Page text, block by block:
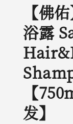
【佛
浴露
【
发】